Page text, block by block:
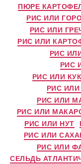
ПЮРЕ
РИС ИЛИ
РИС ИЛИ
РИС ИЛИ
РИС
РИС
РИС ИЛИ
РИС
РИС ИЛИ
РИС ИЛИ
РИС ИЛИ НУТ
РИС ИЛИ
РИС ИЛИ
СЕЛЬДЬ